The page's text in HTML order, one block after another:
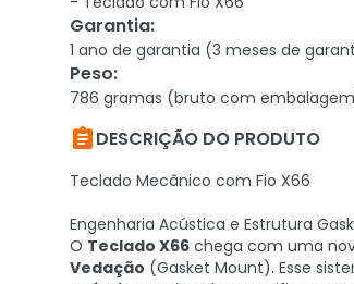
Garantia:
1 ano de garantia (3 meses de
Peso:
786 gramas (bruto com
DESCRIÇÃO DO PRODUTO
Teclado Mecânico com Fio X66
Engenharia Acústica e Estrutura
O Teclado X66 chega com uma
Vedação (Gasket Mount). Esse